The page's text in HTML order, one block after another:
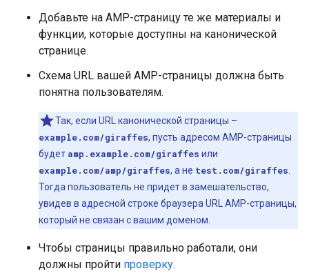
Добавьте на AMP-страницу те же материалы и
функции, которые доступны на канонической
странице.
Схема URL вашей AMP-страницы должна быть
понятна пользователям.
Так, если URL канонической страницы –
example.com/giraffes, пусть адресом AMP-страницы
будет amp.example.com/giraffes или
example.com/amp/giraffes, а не test.com/giraffes
Тогда пользователь не придет в замешательство,
увидев в адресной строке браузера URL AMP-страницы,
который не связан с вашим доменом.
Чтобы страницы правильно работали, они
должны пройти проверку.